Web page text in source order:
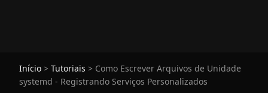
Início > Tutoriais > Como Escrever Arquivos de Unidade
systemd - Registrando Serviços Personalizados